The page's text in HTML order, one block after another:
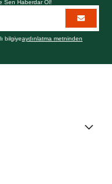
Sen Haberdar Ol!
bilgiyeaydınlatma metninden